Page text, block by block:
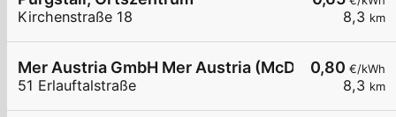
8,3 km
Kirchenstraße 18
0,80 €/kWh
8,3 km
Mer Austria GmbH Mer Austria (McD) - Purgstall
51 Erlauftalstraße